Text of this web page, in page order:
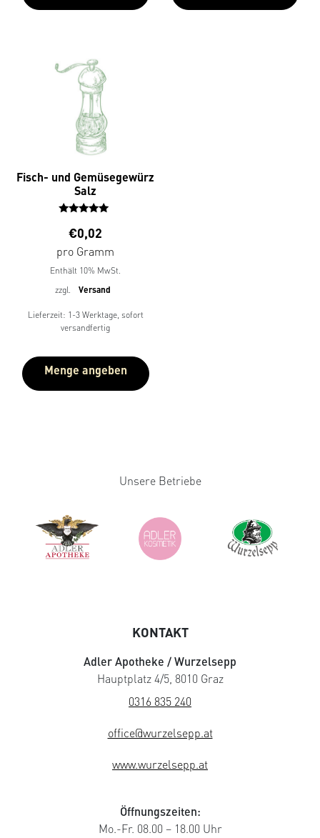
Fisch- und Gemüsegewürz
Salz
Bewertet
mit
5.00
von 5
€0,02
pro Gramm
Enthält 10% MwSt.
zzgl.
Versand
Lieferzeit: 1-3 Werktage, sofort
versandfertig
Menge angeben
Unsere Betriebe
KONTAKT
Adler Apotheke / Wurzelsepp
Hauptplatz 4/5, 8010 Graz
0316 835 240
office@wurzelsepp.at
www.wurzelsepp.at
Öffnungszeiten:
Mo.-Fr. 08.00 – 18.00 Uhr